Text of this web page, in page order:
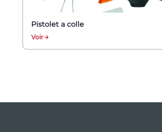
Pistolet a colle
Voir